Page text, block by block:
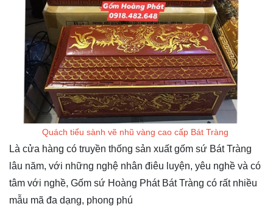
Quách tiểu sành vẽ nhũ vàng cao cấp Bát Tràng
Là cửa hàng có truyền thống sản xuất gốm sứ Bát Tràng
lâu năm, với những nghệ nhân điêu luyện, yêu nghề và có
tâm với nghề, Gốm sứ Hoàng Phát Bát Tràng có rất nhiều
mẫu mã đa dạng, phong phú